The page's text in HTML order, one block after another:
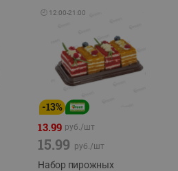
🕘 12:00-21:00
-13%
13.99 руб./шт
15.99 руб./шт
Набор пирожных